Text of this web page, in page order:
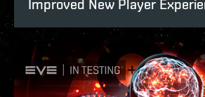
Improved New Player